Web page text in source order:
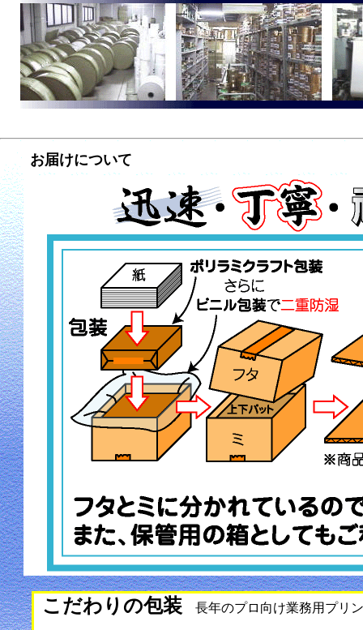
お届けについて
こだわりの包装 長年のプロ向け業務用プリ